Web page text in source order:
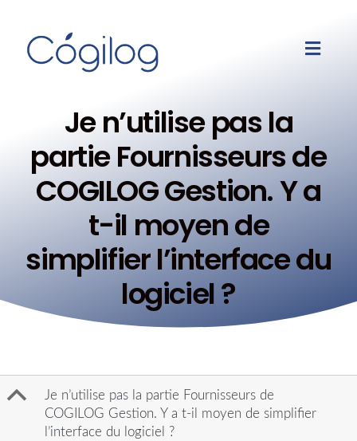
Je n’utilise pas la
partie Fournisseurs de
COGILOG Gestion. Y a
t-il moyen de
simplifier l’interface du
logiciel ?
B
Je n’utilise pas la partie Fournisseurs de
COGILOG Gestion. Y a t-il moyen de simplifier
l’interface du logiciel ?